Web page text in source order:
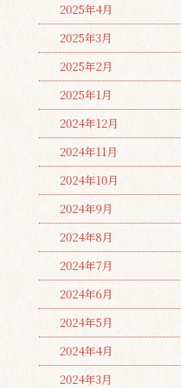
2025年4月
2025年3月
2025年2月
2025年1月
2024年12月
2024年11月
2024年10月
2024年9月
2024年8月
2024年7月
2024年6月
2024年5月
2024年4月
2024年3月